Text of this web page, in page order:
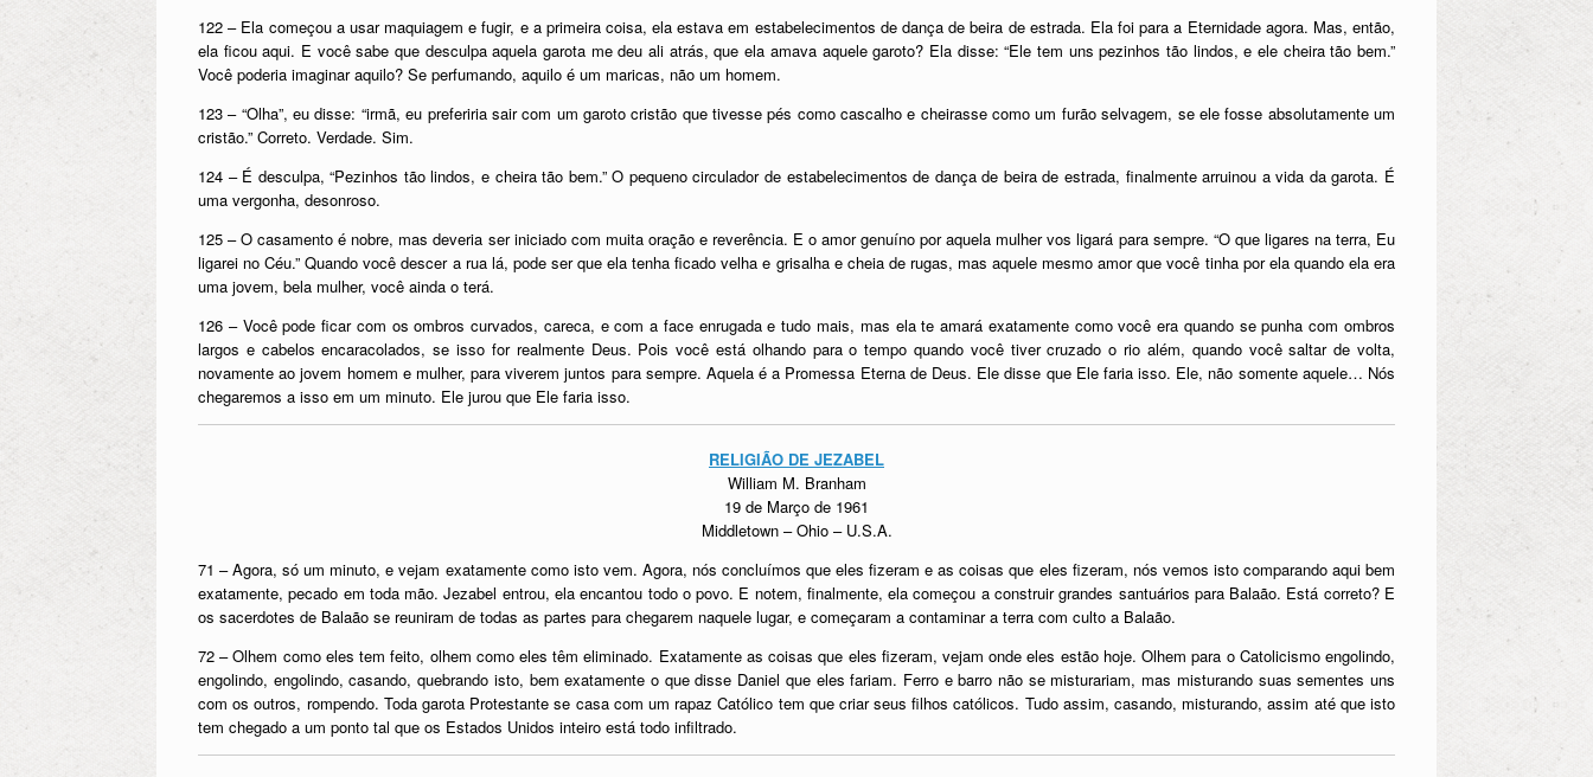
122 – Ela começou a usar maquiagem e fugir, e a primeira coisa, ela estava em estabelecimentos de dança de beira de estrada. Ela foi para a Eternidade agora. Mas, então,
ela ficou aqui. E você sabe que desculpa aquela garota me deu ali atrás, que ela amava aquele garoto? Ela disse: “Ele tem uns pezinhos tão lindos, e ele cheira tão bem.”
Você poderia imaginar aquilo? Se perfumando, aquilo é um maricas, não um homem.
123 – “Olha”, eu disse: “irmã, eu preferiria sair com um garoto cristão que tivesse pés como cascalho e cheirasse como um furão selvagem, se ele fosse absolutamente um
cristão.” Correto. Verdade. Sim.
124 – É desculpa, “Pezinhos tão lindos, e cheira tão bem.” O pequeno circulador de estabelecimentos de dança de beira de estrada, finalmente arruinou a vida da garota. É
uma vergonha, desonroso.
125 – O casamento é nobre, mas deveria ser iniciado com muita oração e reverência. E o amor genuíno por aquela mulher vos ligará para sempre. “O que ligares na terra, Eu
ligarei no Céu.” Quando você descer a rua lá, pode ser que ela tenha ficado velha e grisalha e cheia de rugas, mas aquele mesmo amor que você tinha por ela quando ela era
uma jovem, bela mulher, você ainda o terá.
126 – Você pode ficar com os ombros curvados, careca, e com a face enrugada e tudo mais, mas ela te amará exatamente como você era quando se punha com ombros
largos e cabelos encaracolados, se isso for realmente Deus. Pois você está olhando para o tempo quando você tiver cruzado o rio além, quando você saltar de volta,
novamente ao jovem homem e mulher, para viverem juntos para sempre. Aquela é a Promessa Eterna de Deus. Ele disse que Ele faria isso. Ele, não somente aquele… Nós
chegaremos a isso em um minuto. Ele jurou que Ele faria isso.
RELIGIÃO DE JEZABEL
William M. Branham
19 de Março de 1961
Middletown – Ohio – U.S.A.
71 – Agora, só um minuto, e vejam exatamente como isto vem. Agora, nós concluímos que eles fizeram e as coisas que eles fizeram, nós vemos isto comparando aqui bem
exatamente, pecado em toda mão. Jezabel entrou, ela encantou todo o povo. E notem, finalmente, ela começou a construir grandes santuários para Balaão. Está correto? E
os sacerdotes de Balaão se reuniram de todas as partes para chegarem naquele lugar, e começaram a contaminar a terra com culto a Balaão.
72 – Olhem como eles tem feito, olhem como eles têm eliminado. Exatamente as coisas que eles fizeram, vejam onde eles estão hoje. Olhem para o Catolicismo engolindo,
engolindo, engolindo, casando, quebrando isto, bem exatamente o que disse Daniel que eles fariam. Ferro e barro não se misturariam, mas misturando suas sementes uns
com os outros, rompendo. Toda garota Protestante se casa com um rapaz Católico tem que criar seus filhos católicos. Tudo assim, casando, misturando, assim até que isto
tem chegado a um ponto tal que os Estados Unidos inteiro está todo infiltrado.